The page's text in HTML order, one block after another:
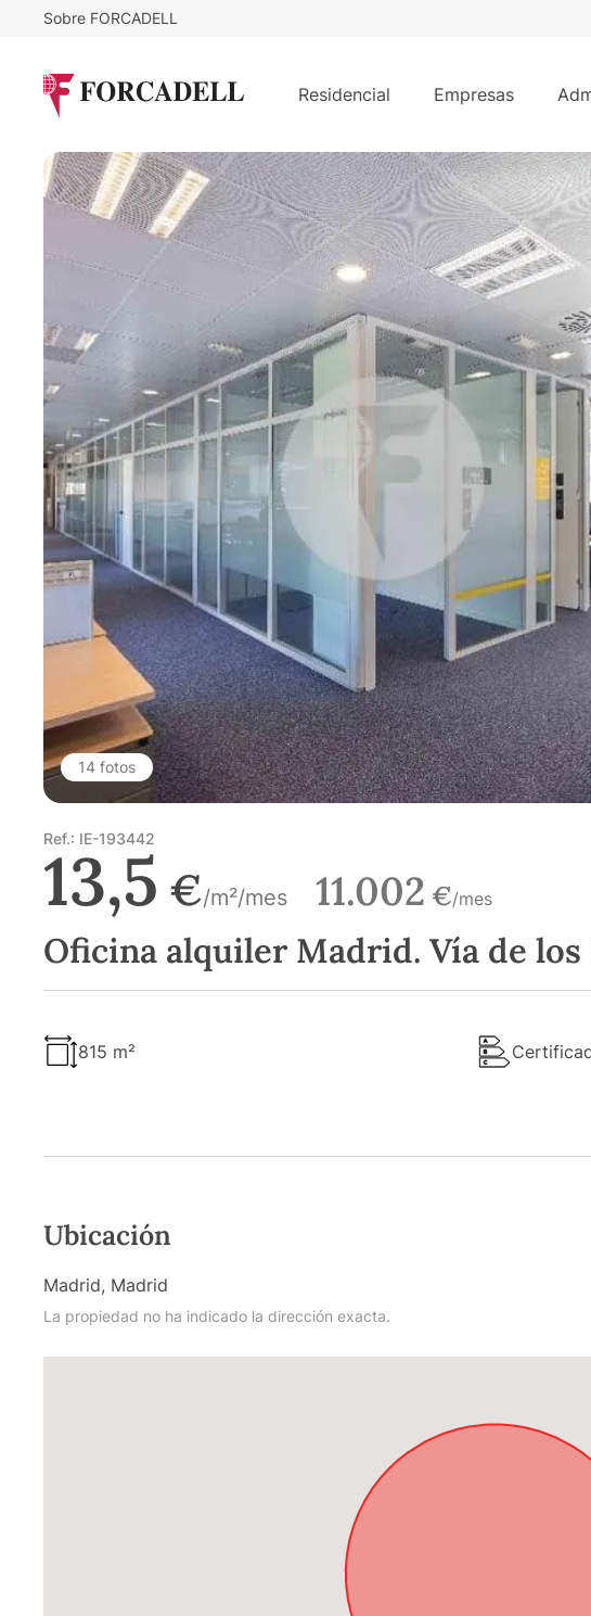
Sobre FORCADELL
Residencial Empresas
Oficina alquiler Madrid. Vía de los Poblados.
14 fotos
Ref.: IE-193442
13,5 €/m²/mes 11.002 €/mes
Oficina alquiler Madrid. Vía de los
815 m²
Ubicación
Madrid, Madrid
La propiedad no ha indicado la dirección exacta.